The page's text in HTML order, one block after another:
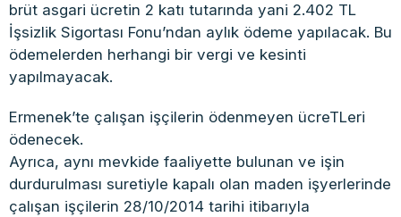
brüt asgari ücretin 2 katı tutarında yani 2.402 TL
İşsizlik Sigortası Fonu’ndan aylık ödeme yapılacak. Bu
ödemelerden herhangi bir vergi ve kesinti
yapılmayacak.
Ermenek’te çalışan işçilerin ödenmeyen ücreTLeri
ödenecek.
Ayrıca, aynı mevkide faaliyette bulunan ve işin
durdurulması suretiyle kapalı olan maden işyerlerinde
çalışan işçilerin 28/10/2014 tarihi itibarıyla